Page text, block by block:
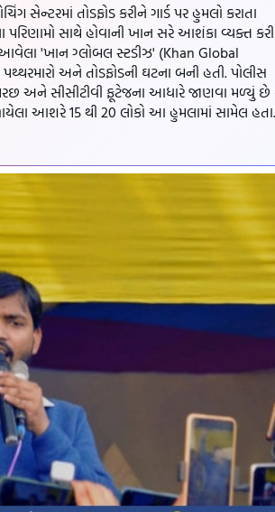
સેન્ટરમાં તોડફોડ કરીને ગાર્ડ પર હુમલો કરાતા
સાથે હોવાની ખાન સરે આશંકા વ્યક્ત કરી
'ખાન ગ્લોબલ સ્ટડીઝ' (Khan Global
અને તોડફોડની ઘટના બની હતી. પોલીસ
અને સીસીટીવી ફૂટેજના આધારે જાણવા મળ્યું છે
આશરે 15 થી 20 લોકો આ હુમલામાં સામેલ હતા.